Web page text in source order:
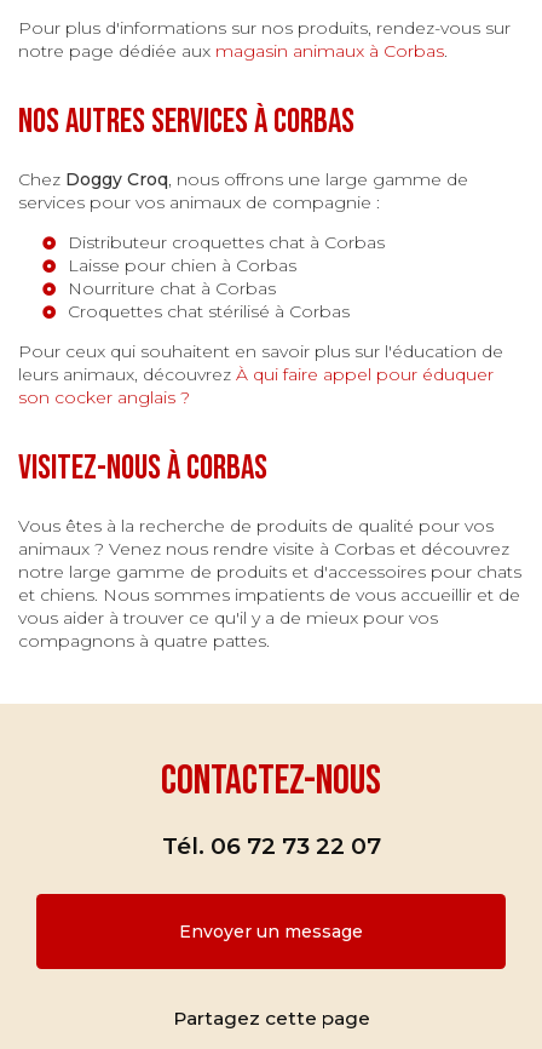
Pour plus d'informations sur nos produits, rendez-vous sur
notre page dédiée aux magasin animaux à Corbas.
Nos autres services à Corbas
Chez Doggy Croq, nous offrons une large gamme de
services pour vos animaux de compagnie :
Distributeur croquettes chat à Corbas
Laisse pour chien à Corbas
Nourriture chat à Corbas
Croquettes chat stérilisé à Corbas
Pour ceux qui souhaitent en savoir plus sur l'éducation de
leurs animaux, découvrez À qui faire appel pour éduquer
son cocker anglais ?
Visitez-nous à Corbas
Vous êtes à la recherche de produits de qualité pour vos
animaux ? Venez nous rendre visite à Corbas et découvrez
notre large gamme de produits et d'accessoires pour chats
et chiens. Nous sommes impatients de vous accueillir et de
vous aider à trouver ce qu'il y a de mieux pour vos
compagnons à quatre pattes.
Contactez-nous
Tél. 06 72 73 22 07
Envoyer un message
Partagez cette page